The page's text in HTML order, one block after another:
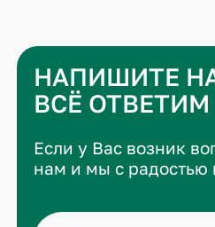
НАПИШИТЕ
ВСЁ ОТВЕТИМ
Если у Вас возник
нам и мы с радостью